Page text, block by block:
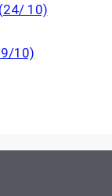
10)
10)